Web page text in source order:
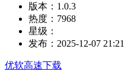
版本： 1.0.3
热度： 7968
星级：
发布： 2025-12-07 21:21
优软高速下载